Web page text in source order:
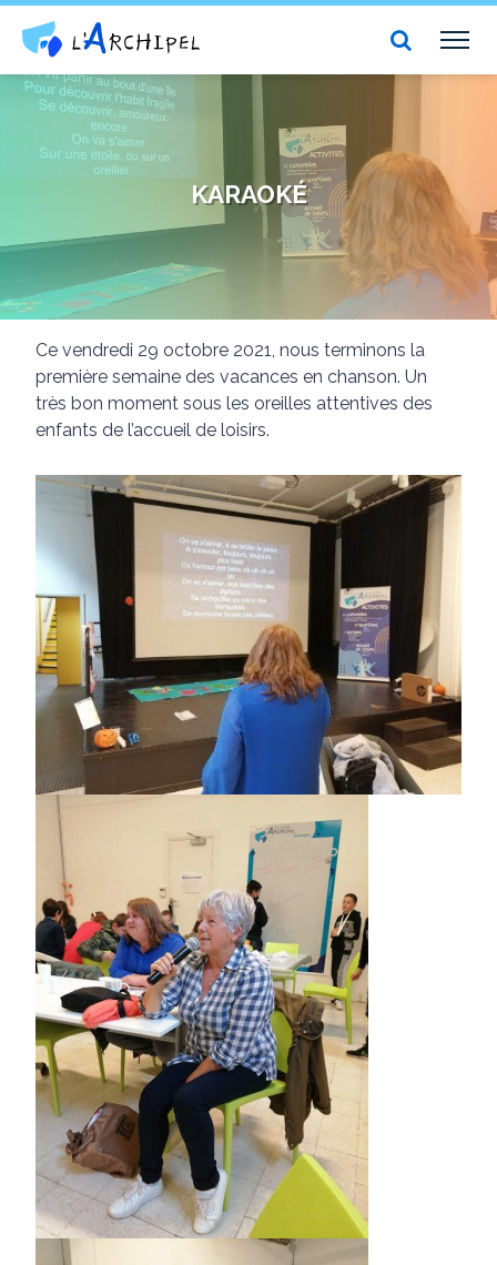
Centre social et culturel l'Archipel
KARAOKÉ
Ce vendredi 29 octobre 2021, nous terminons la
première semaine des vacances en chanson. Un
très bon moment sous les oreilles attentives des
enfants de l’accueil de loisirs.